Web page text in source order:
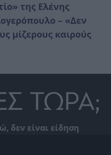
της Ελένης
– «Δεν
μίζερους καιρούς
δεν είναι είδηση